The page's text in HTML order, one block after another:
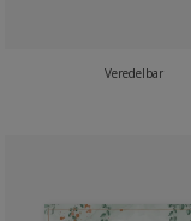
Veredelbar